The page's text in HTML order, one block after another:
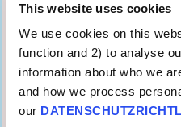
This website uses cookies
We use cookies on this
function and 2) to analyse
information about who we
and how we process
our
Unannehmlichkeiten und
müssen. Experimente und
gezeigt, dass diese Art von
Bezug auf Impfungen